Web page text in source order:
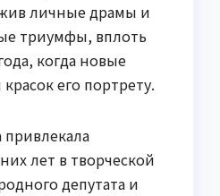
личные драмы и
триумфы, вплоть
когда новые
его портрету.
привлекала
лет в творческой
депутата и